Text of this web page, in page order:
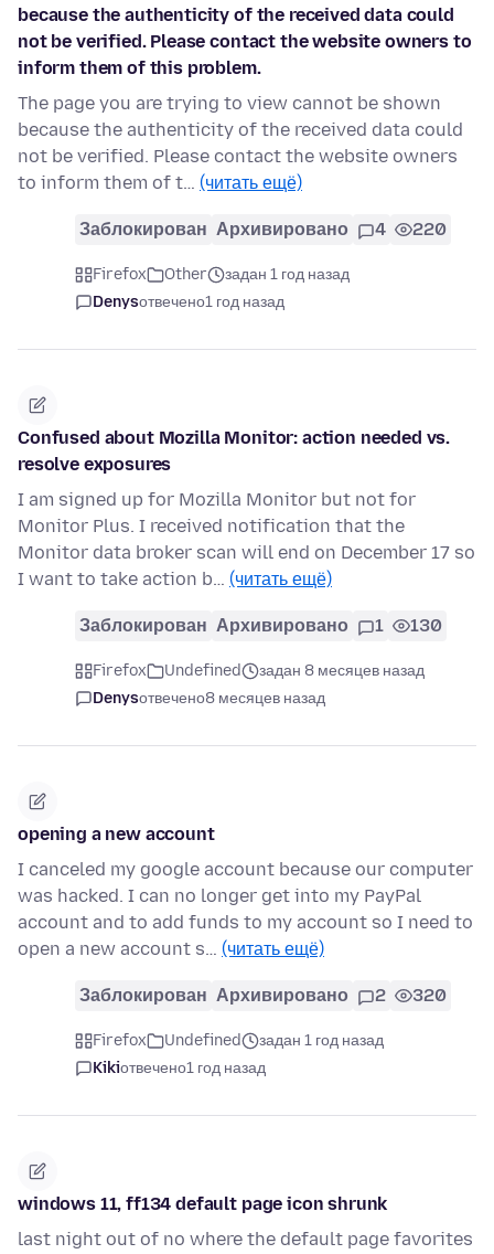
because the authenticity of the received data could
not be verified. Please contact the website owners to
inform them of this problem.
The page you are trying to view cannot be shown
because the authenticity of the received data could
not be verified. Please contact the website owners
to inform them of t… (читать ещё)
Заблокирован Архивировано 4 220
Firefox Other
задан 1 год назад
Denysотвечено1 год назад
Confused about Mozilla Monitor: action needed vs.
resolve exposures
I am signed up for Mozilla Monitor but not for
Monitor Plus. I received notification that the
Monitor data broker scan will end on December 17 so
I want to take action b… (читать ещё)
Заблокирован Архивировано 1 130
Firefox Undefined
задан 8 месяцев назад
Denysотвечено8 месяцев назад
opening a new account
I canceled my google account because our computer
was hacked. I can no longer get into my PayPal
account and to add funds to my account so I need to
open a new account s… (читать ещё)
Заблокирован Архивировано 2 320
Firefox Undefined
задан 1 год назад
Kikiотвечено1 год назад
windows 11, ff134 default page icon shrunk
last night out of no where the default page favorites